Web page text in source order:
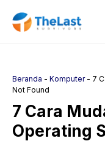
Beranda - Komputer- 7
Not Found
7 Cara
Operating